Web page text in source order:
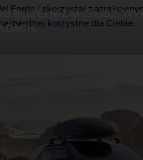
BLIŻEJ NIŻ MYŚLISZ.
Forda i skorzystaj z
korzystne dla Ciebie.